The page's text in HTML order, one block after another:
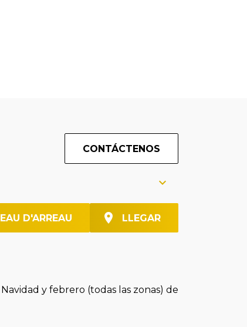
CONTÁCTENOS
D'ARREAU LLEGAR
y febrero (todas las zonas) de